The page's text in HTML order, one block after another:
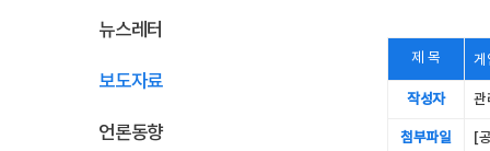
뉴스레터
보도자료
언론동향
제 목 게
작성자 관
첨부파일 [